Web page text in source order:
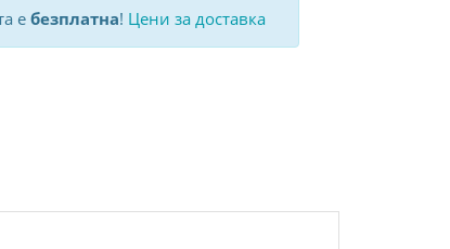
е безплатна! Цени за доставка